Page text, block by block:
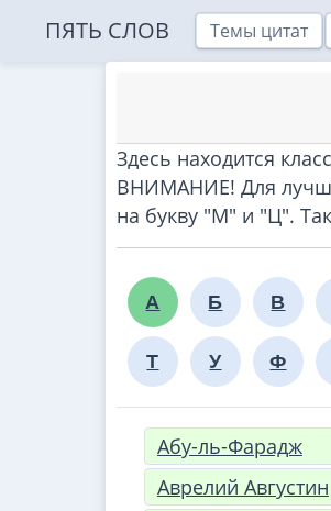
ПЯТЬ СЛОВ Темы цитат
Здесь находится
ВНИМАНИЕ! Для
на букву "М" и "Ц".
А Б В
Т У Ф
Абу-ль-Фарадж
Аврелий Августин